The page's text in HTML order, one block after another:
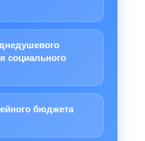
социального
бюджета